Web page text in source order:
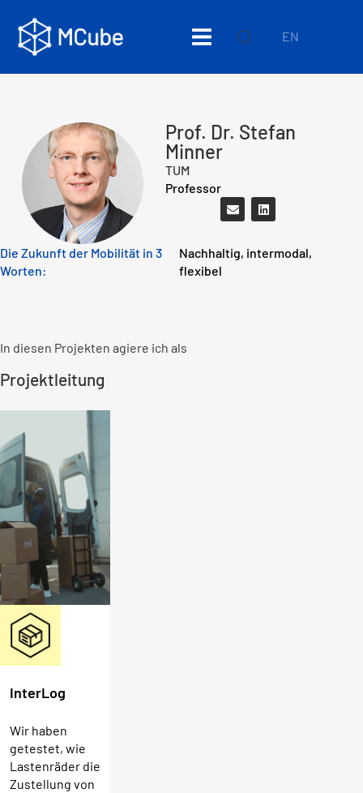
EN
Prof. Dr. Stefan
Minner
TUM
Professor
Die Zukunft der Mobilität in 3
Worten:
Nachhaltig, intermodal,
flexibel
In diesen Projekten agiere ich als
Projektleitung
InterLog
Wir haben
getestet, wie
Lastenräder die
Zustellung von